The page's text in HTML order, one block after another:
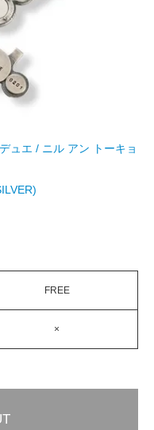
ュエ / ニル アン トーキョ
FREE
×